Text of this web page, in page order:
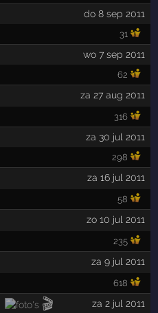
do 8 sep 2011
31
wo 7 sep 2011
62
za 27 aug 2011
316
za 30 jul 2011
298
za 16 jul 2011
58
zo 10 jul 2011
235
za 9 jul 2011
618
🎬 za 2 jul 2011